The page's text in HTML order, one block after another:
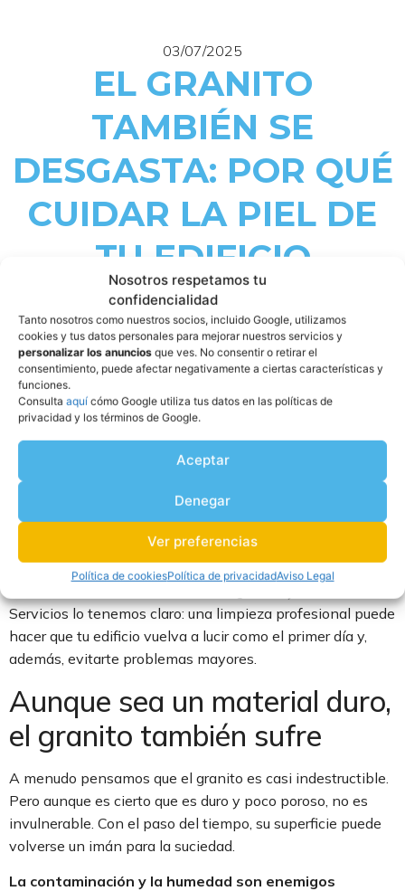
Nosotros respetamos tu
confidencialidad
Tanto nosotros como nuestros socios, incluido Google, utilizamos
cookies y tus datos personales para mejorar nuestros servicios y
personalizar los anuncios que ves. No consentir o retirar el
consentimiento, puede afectar negativamente a ciertas características y
funciones.
Consulta aquí cómo Google utiliza tus datos en las políticas de
privacidad y los términos de Google.
Aceptar
Denegar
Ver preferencias
Política de cookiesPolítica de privacidadAviso Legal
03/07/2025
EL GRANITO
TAMBIÉN SE
DESGASTA: POR QUÉ
CUIDAR LA PIEL DE
TU EDIFICIO
IMPORTA
Dicen que no hay una segunda oportunidad para causar
una buena primera impresión. Y en el caso de un edificio,
esa impresión empieza en la fachada. Si está recubierta
de granito, ese material elegante, sobrio y resistente,
seguramente transmita una imagen cuidada. Pero el
tiempo, la contaminación y la humedad no perdonan.
Una fachada que parecía imponente puede acabar
pareciendo dejada. Y cuando eso pasa, toca actuar.
Porque más allá de lo estético,mantener limpia la fachada
Servicios lo tenemos claro: una limpieza profesional puede
hacer que tu edificio vuelva a lucir como el primer día y,
además, evitarte problemas mayores.
Aunque sea un material duro,
el granito también sufre
A menudo pensamos que el granito es casi indestructible.
Pero aunque es cierto que es duro y poco poroso, no es
invulnerable. Con el paso del tiempo, su superficie puede
volverse un imán para la suciedad.
La contaminación y la humedad son enemigos